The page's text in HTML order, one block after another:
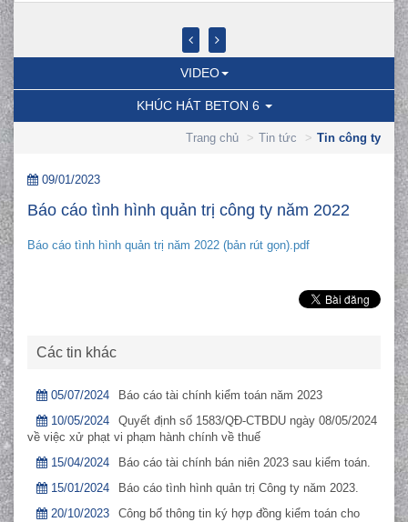
VIDEO
KHÚC HÁT BETON 6
Trang chủ Tin tức Tin công ty
09/01/2023
Báo cáo tình hình quản trị công ty năm 2022
Báo cáo tình hình quản trị năm 2022 (bản rút gọn).pdf
Các tin khác
05/07/2024
Báo cáo tài chính kiểm toán năm 2023
10/05/2024
Quyết định số 1583/QĐ-CTBDU ngày 08/05/2024
về việc xử phạt vi phạm hành chính về thuế
15/04/2024
Báo cáo tài chính bán niên 2023 sau kiểm toán.
15/01/2024
Báo cáo tình hình quản trị Công ty năm 2023.
20/10/2023
Công bố thông tin ký hợp đồng kiểm toán cho